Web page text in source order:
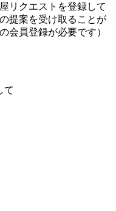
リクエストを登録して
提案を受け取ることが
会員登録が必要です）
て